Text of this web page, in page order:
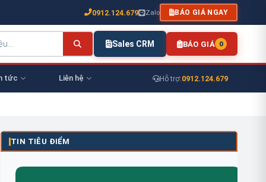
0912.124.679 Zalo BÁO GIÁ NGAY
Sales CRM BÁO GIÁ 0
tức Liên hệ Hỗ trợ:0912.124.679
TIN TIÊU ĐIỂM